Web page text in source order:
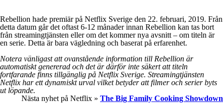
Rebellion hade premiär på Netflix Sverige den 22. februari, 2019. Från
detta datum går det oftast 6-12 månader innan Rebellion kan tas bort
från streamingtjänsten eller om det kommer nya avsnitt – om titeln är
en serie. Detta är bara vägledning och baserat på erfarenhet.
Notera vänligast att ovanstående information till Rebellion är
automatiskt genererad och det är därför inte säkert att titeln
fortfarande finns tillgänglig på Netflix Sverige. Streamingtjänsten
Netflix har ett dynamiskt urval vilket betyder att filmer och serier byts
ut löpande.
Nästa nyhet på Netflix » The Big Family Cooking Showdown